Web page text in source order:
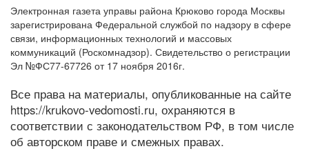
Электронная газета управы района Крюково города Москвы
зарегистрирована Федеральной службой по надзору в сфере
связи, информационных технологий и массовых
коммуникаций (Роскомнадзор). Свидетельство о регистрации
Эл №ФС77-67726 от 17 ноября 2016г.
Все права на материалы, опубликованные на сайте
https://krukovo-vedomosti.ru, охраняются в
соответствии с законодательством РФ, в том числе
об авторском праве и смежных правах.